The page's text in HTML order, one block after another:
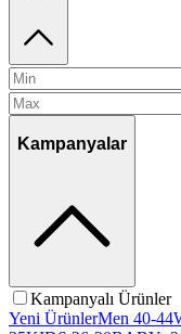
Kampanyalar
Kampanyalı Ürünler
Yeni ÜrünlerMen 40-44